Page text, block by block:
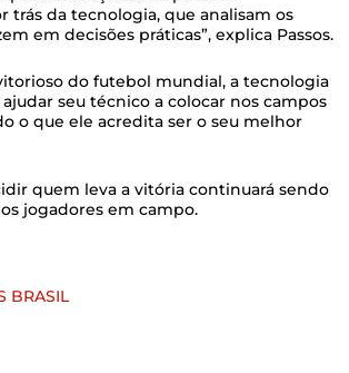
trás da tecnologia, que analisam os
em decisões práticas”, explica Passos.
do futebol mundial, a tecnologia
seu técnico a colocar nos campos
o que ele acredita ser o seu melhor
quem leva a vitória continuará sendo
jogadores em campo.
BRASIL